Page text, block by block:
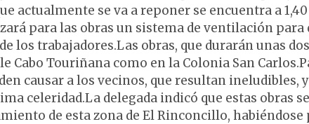
actualmente se va a reponer se encuentra a
para las obras un sistema de ventilación
los trabajadores.Las obras, que durarán unas
Cabo Touriñana como en la Colonia San
causar a los vecinos, que resultan ineludibles,
celeridad.La delegada indicó que estas obras
de esta zona de El Rinconcillo, habiéndose